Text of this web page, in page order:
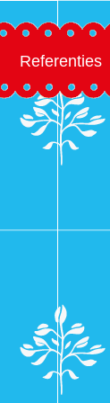
Referenties